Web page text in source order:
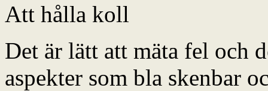
Att hålla koll
Det är lätt att mäta fel och
aspekter som bla skenbar